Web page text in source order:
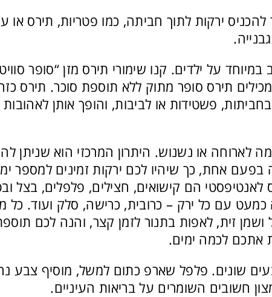
ירקות לתוך חביתה, כמו פטריות, תירס או
על ילדים. קנו שימורי תירס מזן “סופר
תירס סופר מתוק ללא תוספת סוכר. תירס
פשטידות או לביבות, והופך אותן לאהובות
לארוחה או נשנוש. היתרון המרכזי הוא שניתן
אחת, כך שיהיו לכם ירקות זמינים למספר
לאנטיפסטי הם קישואים, חצילים, פלפלים, בצל
כמעט עם כל ירק – כרובית, כרישה, סלק ועוד. כל
זית, לאפות בתנור לזמן קצר, והנה לכם
אתכם לכמה ימים.
שונים. פלפל שארפ כתום למשל, מוסיף צבע
חשובים השומרים על בריאות העיניים.